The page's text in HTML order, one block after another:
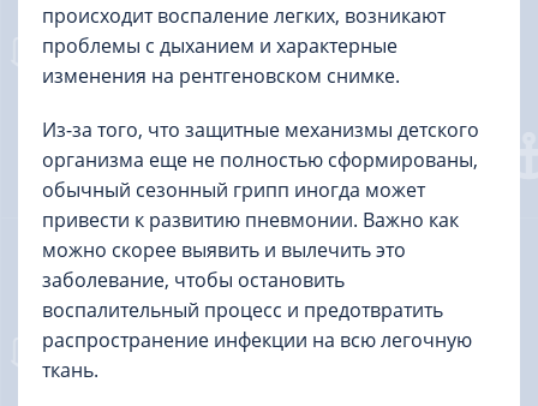
происходит воспаление легких, возникают
проблемы с дыханием и характерные
изменения на рентгеновском снимке.
Из-за того, что защитные механизмы детского
организма еще не полностью сформированы,
обычный сезонный грипп иногда может
привести к развитию пневмонии. Важно как
можно скорее выявить и вылечить это
заболевание, чтобы остановить
воспалительный процесс и предотвратить
распространение инфекции на всю легочную
ткань.